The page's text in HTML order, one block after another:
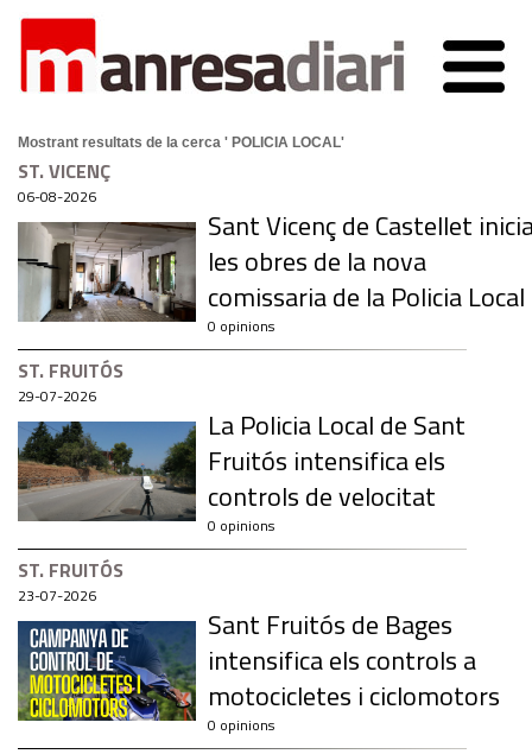
Mostrant resultats de la cerca ' POLICIA LOCAL'
ST. VICENÇ
06-08-2026
Sant Vicenç de Castellet
les obres de la nova
comissaria de la Policia Local
0 opinions
ST. FRUITÓS
29-07-2026
La Policia Local de Sant
Fruitós intensifica els
controls de velocitat
0 opinions
ST. FRUITÓS
23-07-2026
Sant Fruitós de Bages
intensifica els controls a
motocicletes i ciclomotors
0 opinions